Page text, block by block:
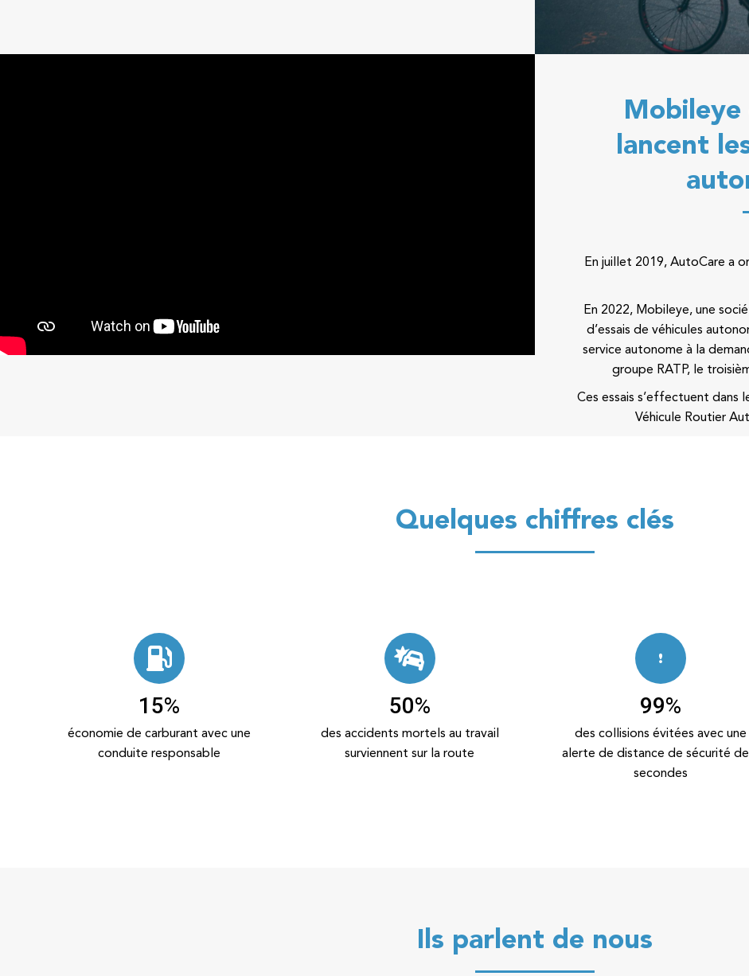
lancent
En juillet 2019, AutoCare a
En 2022, Mobileye, une
d’essais de véhicules
service autonome à la
groupe RATP, le
Ces essais s’effectuent dans
Véhicule Routier
Quelques chiffres clés
15%
économie de carburant avec une
conduite responsable
50%
des accidents mortels au travail
surviennent sur la route
100%
des collisions évitées avec une
alerte de distance de sécurité
secondes
Ils parlent de nous